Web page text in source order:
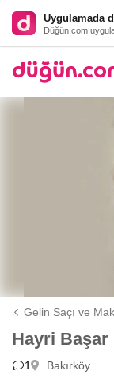
Uygulamada
Düğün.com
Gelin Saçı ve
Hayri Başar
1 Bakırköy